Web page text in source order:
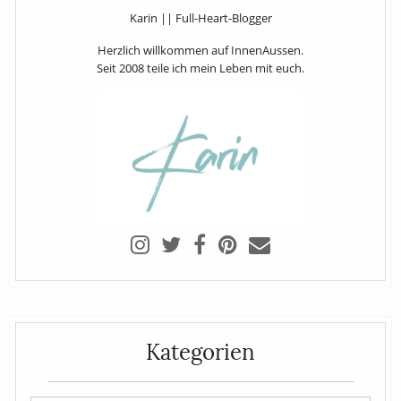
Karin || Full-Heart-Blogger
Herzlich willkommen auf InnenAussen.
Seit 2008 teile ich mein Leben mit euch.
Kategorien